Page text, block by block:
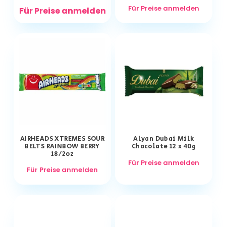
Für Preise anmelden
Für Preise anmelden
AIRHEADS XTREMES SOUR
BELTS RAINBOW BERRY
18/2oz
Für Preise anmelden
Alyan Dubai Milk
Chocolate 12 x 40g
Für Preise anmelden